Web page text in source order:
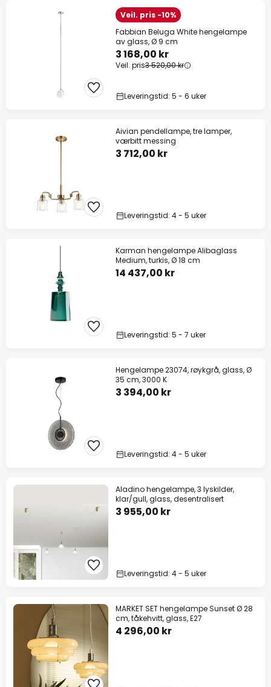
Veil. pris -10%
Fabbian Beluga White hengelampe
av glass, Ø 9 cm
3 168,00 kr
Veil. pris3 520,00 kr
Leveringstid: 5 - 6 uker
Aivian pendellampe, tre lamper,
værbitt messing
3 712,00 kr
Leveringstid: 4 - 5 uker
Karman hengelampe Alibaglass
Medium, turkis, Ø 18 cm
14 437,00 kr
Leveringstid: 5 - 7 uker
Hengelampe 23074, røykgrå, glass, Ø
35 cm, 3000 K
3 394,00 kr
Leveringstid: 4 - 5 uker
Aladino hengelampe, 3 lyskilder,
klar/gull, glass, desentralisert
3 955,00 kr
Leveringstid: 4 - 5 uker
MARKET SET hengelampe Sunset Ø 28
cm, tåkehvitt, glass, E27
4 296,00 kr